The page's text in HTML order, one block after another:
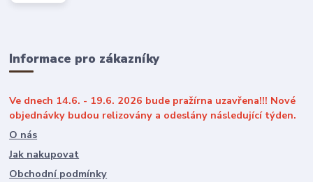
Informace pro zákazníky
Ve dnech 14.6. - 19.6. 2026 bude pražírna uzavřena!!! Nové
objednávky budou relizovány a odeslány následující týden.
O nás
Jak nakupovat
Obchodní podmínky